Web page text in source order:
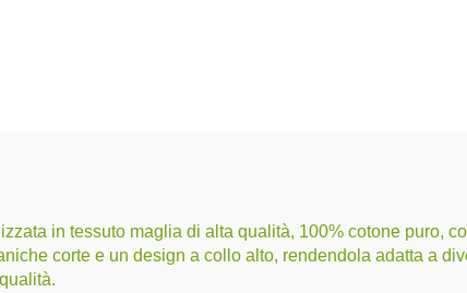
in tessuto maglia di alta qualità, 100% cotone puro,
corte e un design a collo alto, rendendola adatta a